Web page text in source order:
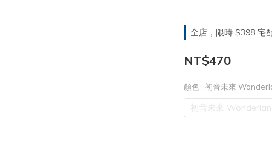
全店，限時 $398 宅
NT$470
顏色 : 初音未來
初音未來